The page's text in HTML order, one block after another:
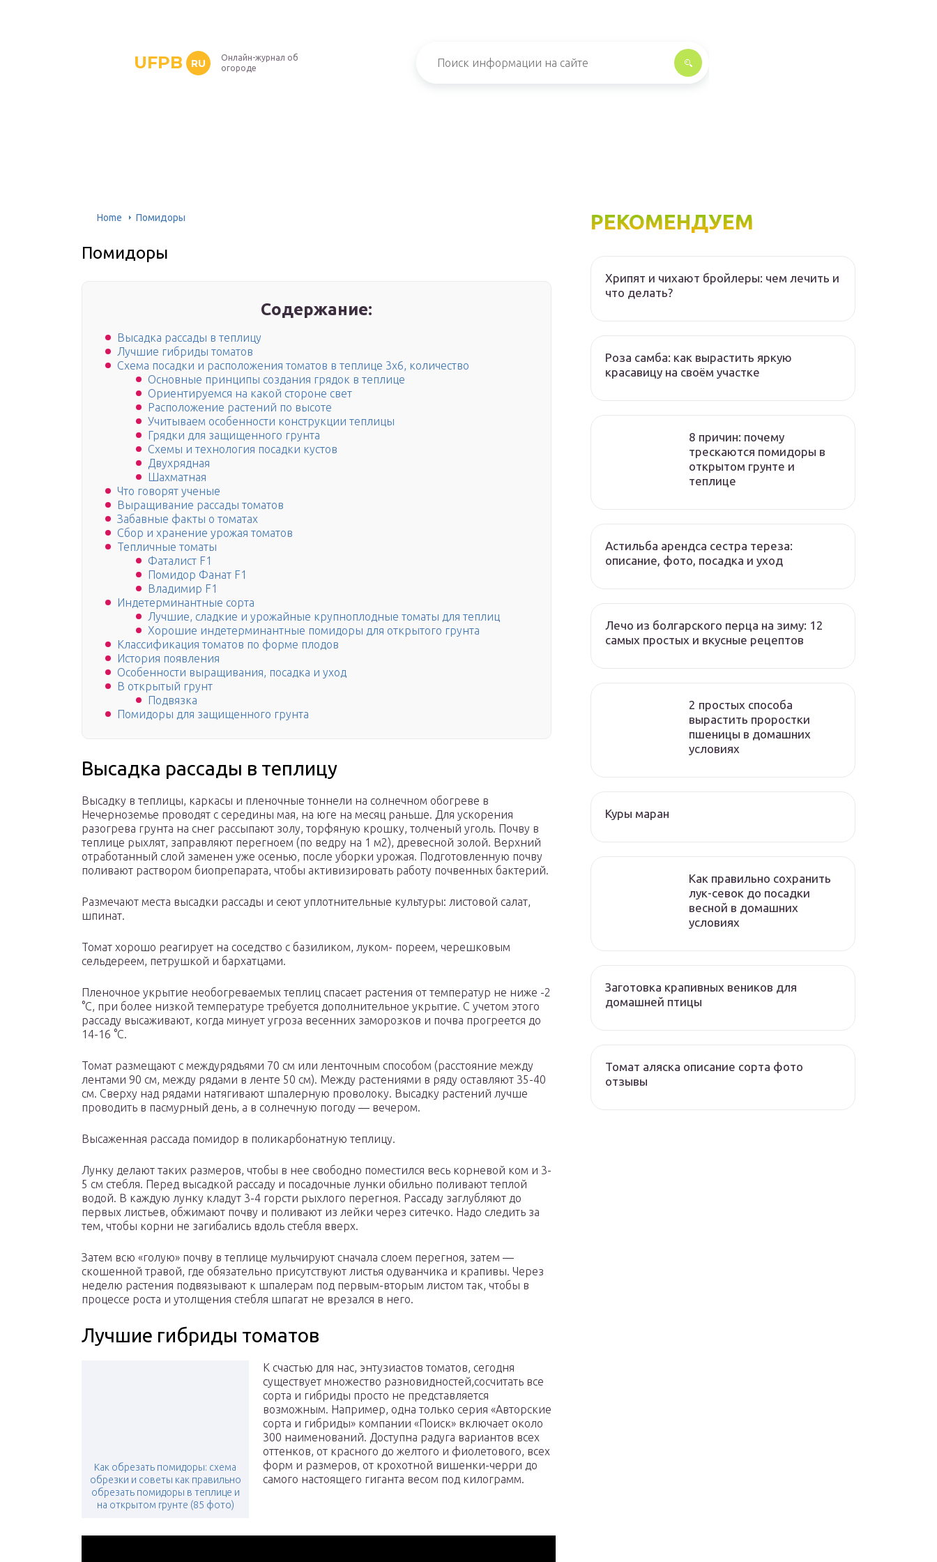
UFPB RU
Онлайн-журнал об
огороде
Home Помидоры
Помидоры
Содержание:
Высадка рассады в теплицу
Лучшие гибриды томатов
Схема посадки и расположения томатов в теплице 3х6, количество
Основные принципы создания грядок в теплице
Ориентируемся на какой стороне свет
Расположение растений по высоте
Учитываем особенности конструкции теплицы
Грядки для защищенного грунта
Схемы и технология посадки кустов
Двухрядная
Шахматная
Что говорят ученые
Выращивание рассады томатов
Забавные факты о томатах
Сбор и хранение урожая томатов
Тепличные томаты
Фаталист F1
Помидор Фанат F1
Владимир F1
Индетерминантные сорта
Лучшие, сладкие и урожайные крупноплодные томаты для теплиц
Хорошие индетерминантные помидоры для открытого грунта
Классификация томатов по форме плодов
История появления
Особенности выращивания, посадка и уход
В открытый грунт
Подвязка
Помидоры для защищенного грунта
Высадка рассады в теплицу
Высадку в теплицы, каркасы и пленочные тоннели на солнечном обогреве в
Нечерноземье проводят с середины мая, на юге на месяц раньше. Для ускорения
разогрева грунта на снег рассыпают золу, торфяную крошку, толченый уголь. Почву в
теплице рыхлят, заправляют перегноем (по ведру на 1 м2), древесной золой. Верхний
отработанный слой заменен уже осенью, после уборки урожая. Подготовленную почву
поливают раствором биопрепарата, чтобы активизиро­вать работу почвенных бактерий.
Размечают места высадки рассады и сеют уплот­нительные культуры: листовой салат,
шпинат.
Томат хорошо реагирует на соседство с базиликом, луком- пореем, черешковым
сельдереем, петрушкой и бар­хатцами.
Пленочное укрытие необогреваемых теплиц спасает растения от температур не ниже -2
°С, при более низкой температуре требуется дополнительное укрытие. С учетом этого
рассаду высаживают, когда минует угроза весенних заморозков и почва прогреется до
14-16 °С.
Томат размещают с междурядьями 70 см или ленточным способом (расстояние между
лентами 90 см, между рядами в ленте 50 см). Между растениями в ряду оставляют 35-40
см. Сверху над рядами натягивают шпалерную проволоку. Высадку растений лучше
проводить в пасмурный день, а в солнечную погоду — вечером.
Высаженная рассада помидор в поликарбонатную теплицу.
Лунку делают таких размеров, чтобы в нее свободно поместился весь корневой ком и 3-
5 см стебля. Перед высадкой рассаду и посадочные лунки обильно поливают теплой
водой. В каждую лунку кладут 3-4 горсти рыхлого перегноя. Рассаду заглубляют до
первых листьев, обжимают почву и поливают из лейки через ситечко. Надо следить за
тем, чтобы корни не загибались вдоль стебля вверх.
Затем всю «голую» почву в теплице мульчируют сначала слоем перегноя, затем —
скошенной травой, где обязательно присутствуют листья одуванчика и крапивы. Через
неделю растения подвязывают к шпалерам под первым-вторым листом так, чтобы в
процессе роста и утолщения стебля шпагат не врезался в него.
Лучшие гибриды томатов
Как обрезать помидоры: схема
обрезки и советы как правильно
обрезать помидоры в теплице и
на открытом грунте (85 фото)
К счастью для нас, энтузиастов томатов, сегодня
существует множество разновидностей,сосчитать все
сорта и гибриды просто не представляется
возможным. Например, одна только серия «Авторские
сорта и гибриды» компании «Поиск» включает около
300 наименований. Доступна радуга вариантов всех
оттенков, от красного до желтого и фиолетового, всех
форм и размеров, от крохотной вишенки-черри до
самого настоящего гиганта весом под килограмм.
РЕКОМЕНДУЕМ
Хрипят и чихают бройлеры: чем лечить и
что делать?
Роза самба: как вырастить яркую
красавицу на своём участке
8 причин: почему
трескаются помидоры в
открытом грунте и
теплице
Астильба арендса сестра тереза:
описание, фото, посадка и уход
Лечо из болгарского перца на зиму: 12
самых простых и вкусные рецептов
2 простых способа
вырастить проростки
пшеницы в домашних
условиях
Куры маран
Как правильно сохранить
лук-севок до посадки
весной в домашних
условиях
Заготовка крапивных веников для
домашней птицы
Томат аляска описание сорта фото
отзывы